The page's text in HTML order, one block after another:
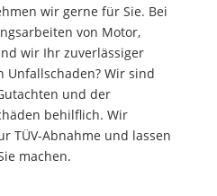
wir gerne für Sie. Bei
von Motor,
wir Ihr zuverlässiger
Unfallschaden? Wir sind
und der
behilflich. Wir
TÜV-Abnahme und lassen
machen.